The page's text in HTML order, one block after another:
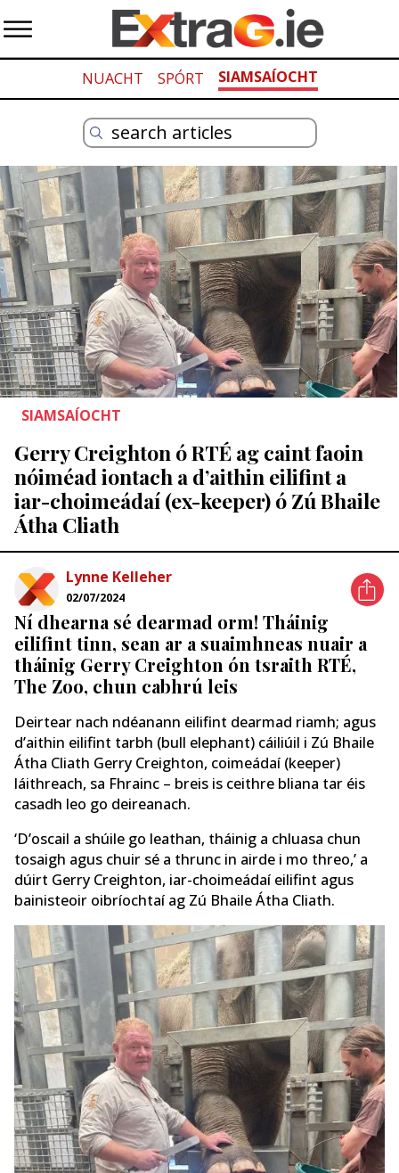
NUACHT SPÓRT SIAMSAÍOCHT
SIAMSAÍOCHT
Gerry Creighton ó RTÉ ag caint faoin
nóiméad iontach a d’aithin eilifint a
iar-choimeádaí (ex-keeper) ó Zú Bhaile
Átha Cliath
Lynne Kelleher
02/07/2024
Ní dhearna sé dearmad orm! Tháinig
eilifint tinn, sean ar a suaimhneas nuair a
tháinig Gerry Creighton ón tsraith RTÉ,
The Zoo, chun cabhrú leis
Deirtear nach ndéanann eilifint dearmad riamh; agus
d’aithin eilifint tarbh (bull elephant) cáiliúil i Zú Bhaile
Átha Cliath Gerry Creighton, coimeádaí (keeper)
láithreach, sa Fhrainc – breis is ceithre bliana tar éis
casadh leo go deireanach.
‘D’oscail a shúile go leathan, tháinig a chluasa chun
tosaigh agus chuir sé a thrunc in airde i mo threo,’ a
dúirt Gerry Creighton, iar-choimeádaí eilifint agus
bainisteoir oibríochtaí ag Zú Bhaile Átha Cliath.